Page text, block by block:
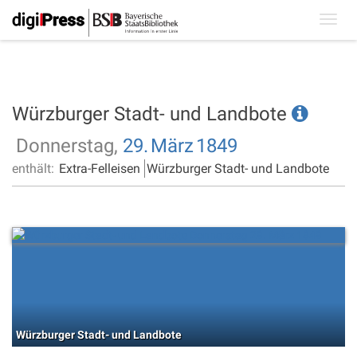
Würzburger Stadt- und Landbote
Donnerstag, 29. März 1849
enthält: Extra-Felleisen Würzburger Stadt- und Landbote
Würzburger Stadt- und Landbote